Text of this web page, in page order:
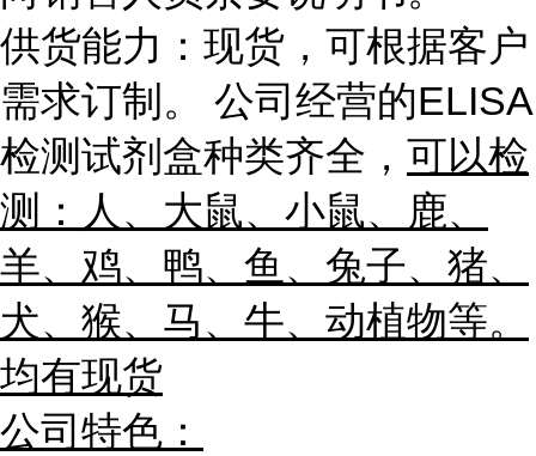
供货能力：现货，可根据客户
需求订制。 公司经营的ELISA
检测试剂盒种类齐全， 可以检
测：人、大鼠、小鼠、鹿、
羊、鸡、鸭、鱼、兔子、猪、
犬、猴、马、牛、动植物等。
均有现货
公司特色：